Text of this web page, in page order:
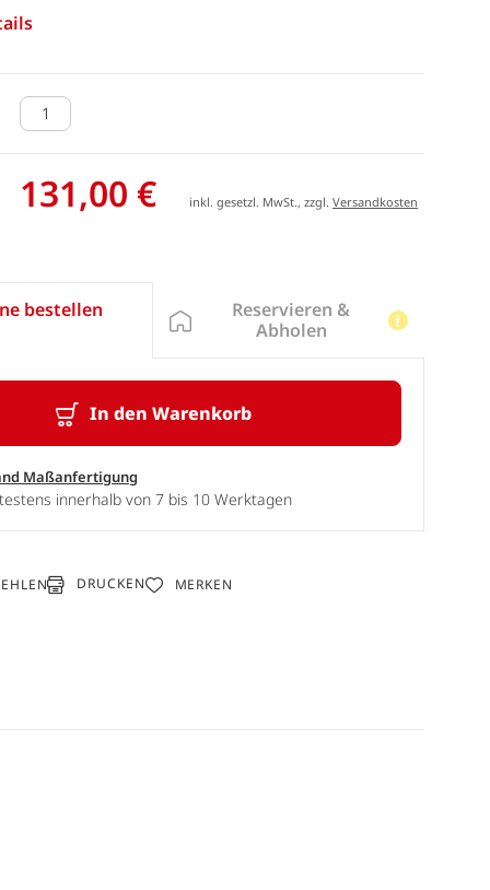
131,00 € inkl. gesetzl. MwSt., zzgl.Versandkosten
bestellen
In den Warenkorb
Maßanfertigung
innerhalb von 7 bis 10 Werktagen
Reservieren &
Abholen
DRUCKEN MERKEN